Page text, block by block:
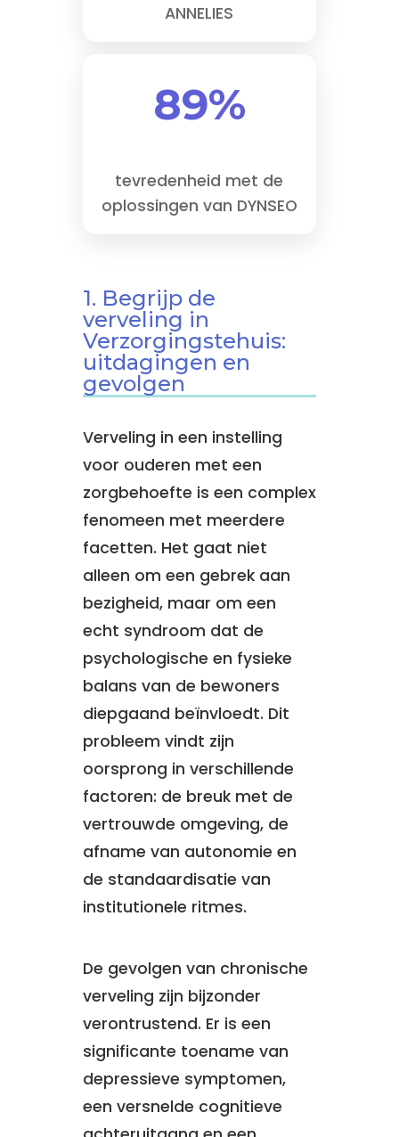
ANNELIES
89%
tevredenheid met de
oplossingen van DYNSEO
1. Begrijp de
verveling in
Verzorgingstehuis:
uitdagingen en
gevolgen
Verveling in een instelling
voor ouderen met een
zorgbehoefte is een complex
fenomeen met meerdere
facetten. Het gaat niet
alleen om een gebrek aan
bezigheid, maar om een
echt syndroom dat de
psychologische en fysieke
balans van de bewoners
diepgaand beïnvloedt. Dit
probleem vindt zijn
oorsprong in verschillende
factoren: de breuk met de
vertrouwde omgeving, de
afname van autonomie en
de standaardisatie van
institutionele ritmes.
De gevolgen van chronische
verveling zijn bijzonder
verontrustend. Er is een
significante toename van
depressieve symptomen,
een versnelde cognitieve